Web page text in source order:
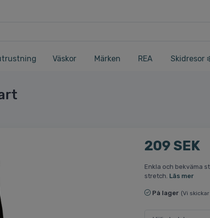
Väskor Märken REA Skidresor
209 SEK
Enkla och bekväma
stretch. Läs mer
På lager (Vi